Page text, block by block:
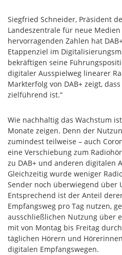
Siegfried Schneider, Präsident
Landeszentrale für neue Medien
hervorragenden Zahlen hat
Etappenziel im
bekräftigen seine
digitaler Ausspielweg linearer
Markterfolg von DAB+ zeigt,
zielführend ist.“
Wie nachhaltig das Wachstum
Monate zeigen. Denn der
zumindest teilweise – auch
eine Verschiebung zum
zu DAB+ und anderen digitalen
Gleichzeitig wurde weniger
Sender noch überwiegend über
Entsprechend ist der Anteil
Empfangsweg pro Tag nutzen,
ausschließlichen Nutzung über
mit von Montag bis Freitag
täglichen Hörern und
digitalen Empfangswegen.